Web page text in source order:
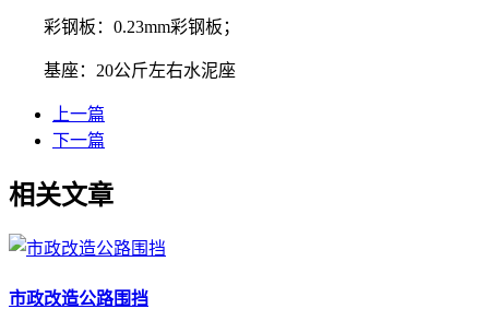
彩钢板：0.23mm彩钢板；
基座：20公斤左右水泥座
上一篇
下一篇
相关文章
市政改造公路围挡